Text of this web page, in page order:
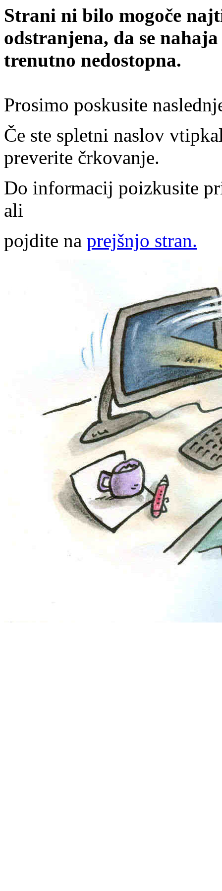
Strani ni bilo mogoče
odstranjena, da se
trenutno nedostopna.
Prosimo poskusite
Če ste spletni naslov
preverite črkovanje.
Do informacij poizkusite
ali
pojdite na prejšnjo stran.